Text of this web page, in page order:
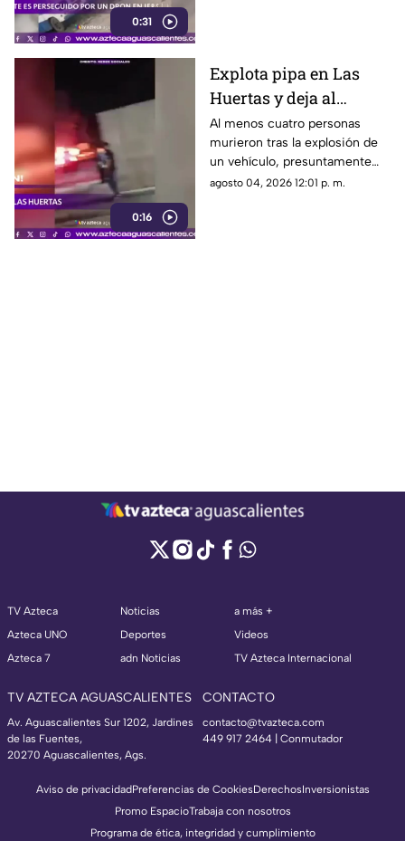
0:31
0:16
Explota pipa en Las
Huertas y deja al
menos 4 personas
muertas
Al menos cuatro personas
murieron tras la explosión de
un vehículo, presuntamente
una pipa cargada con
agosto 04, 2026 12:01 p. m.
TV Azteca
Azteca UNO
Azteca 7
Noticias
Deportes
adn Noticias
a más +
Videos
TV Azteca Internacional
TV AZTECA AGUASCALIENTES
Av. Aguascalientes Sur 1202, Jardines
de las Fuentes,
20270 Aguascalientes, Ags.
CONTACTO
contacto@tvazteca.com
449 917 2464 | Conmutador
Aviso de privacidadPreferencias de CookiesDerechosInversionistas
Promo EspacioTrabaja con nosotros
Programa de ética, integridad y cumplimiento